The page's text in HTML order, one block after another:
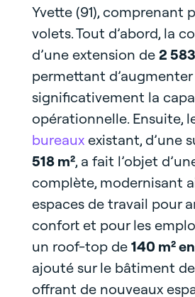
Yvette (91), comprenant
volets. Tout d’abord, la
d’une extension de 2
permettant d’augmenter
significativement la
opérationnelle. Ensuite,
bureauxexistant, d’une
518 m², a fait l’objet
complète, modernisant
espaces de travail pour
confort et pour les
un roof-top de 140 m²
ajouté sur le bâtiment
offrant de nouveaux